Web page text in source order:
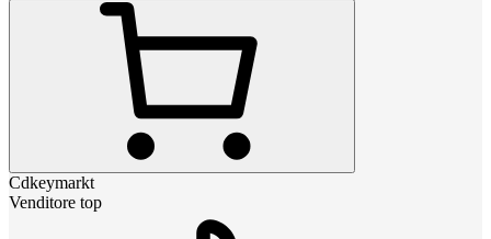
Cdkeymarkt
Venditore top